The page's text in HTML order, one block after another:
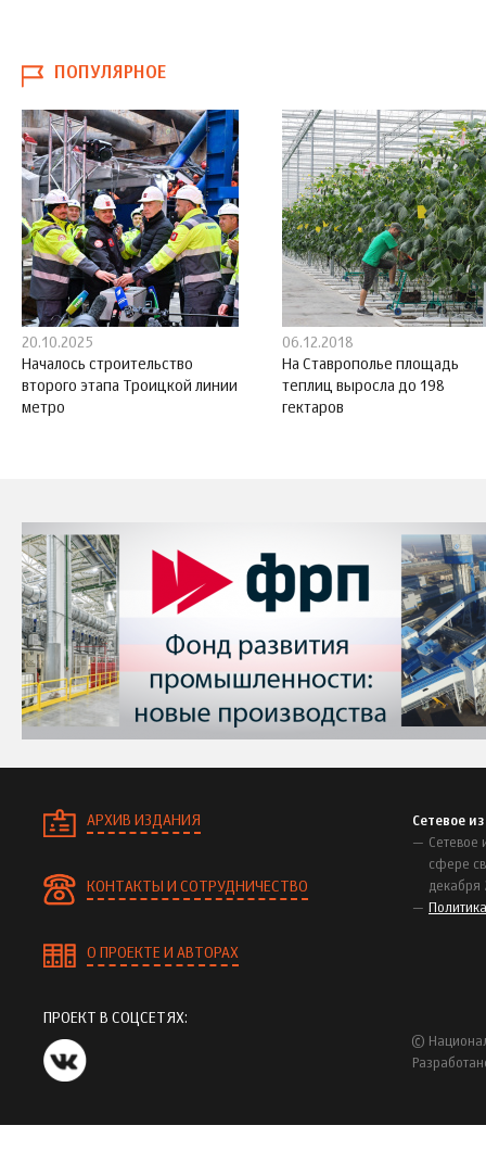
ПОПУЛЯРНОЕ
20.10.2025
Началось строительство
второго этапа Троицкой линии
метро
06.12.2018
На Ставрополье площадь
теплиц выросла до 198
гектаров
АРХИВ ИЗДАНИЯ
КОНТАКТЫ И СОТРУДНИЧЕСТВО
О ПРОЕКТЕ И АВТОРАХ
Сетевое
Сетевое
сфере
декабря
ПРОЕКТ В СОЦСЕТЯХ:
©